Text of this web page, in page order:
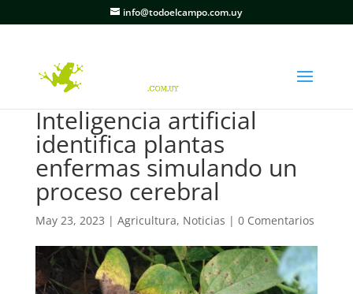
info@todoelcampo.com.uy
Inteligencia artificial
identifica plantas
enfermas simulando un
proceso cerebral
May 23, 2023 | Agricultura, Noticias | 0 Comentarios